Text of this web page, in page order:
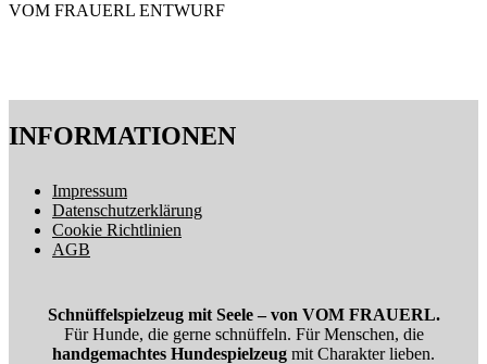
VOM FRAUERL ENTWURF
INFORMATIONEN
Impressum
Datenschutzerklärung
Cookie Richtlinien
AGB
Schnüffelspielzeug mit Seele – von VOM FRAUERL.
Für Hunde, die gerne schnüffeln. Für Menschen, die
handgemachtes Hundespielzeug mit Charakter lieben.